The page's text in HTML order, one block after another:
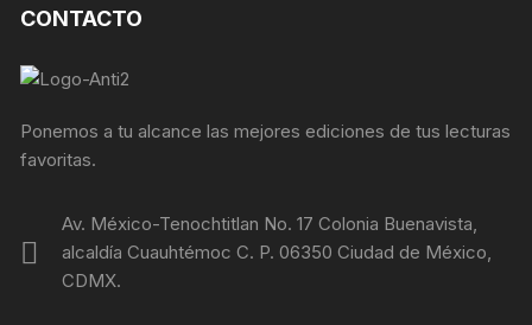
CONTACTO
Ponemos a tu alcance las mejores ediciones de tus lecturas
favoritas.
Av. México-Tenochtitlan No. 17 Colonia Buenavista,
alcaldía Cuauhtémoc C. P. 06350 Ciudad de México,
CDMX.